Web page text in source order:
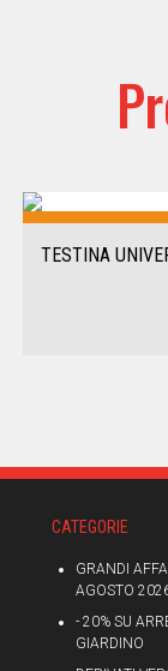
TESTINA
CATEGORIE
GRANDI
AGOSTO
- 20% SU
GIARDINO